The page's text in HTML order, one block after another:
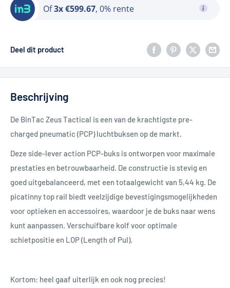
Of3x €599.67, 0% rente
Deel dit product
Beschrijving
De BinTac Zeus Tactical is een van de krachtigste pre-
charged pneumatic (PCP) luchtbuksen op de markt.
Deze side-lever action PCP-buks is ontworpen voor maximale
prestaties en betrouwbaarheid. De constructie is stevig en
goed uitgebalanceerd, met een totaalgewicht van 5,44 kg. De
picatinny top rail biedt veelzijdige bevestigingsmogelijkheden
voor optieken en accessoires, waardoor je de buks naar wens
kunt aanpassen. Verschuifbare kolf voor optimale
schietpositie en LOP (Length of Pul).
Kortom: heel gaaf uiterlijk en ook nog precies!